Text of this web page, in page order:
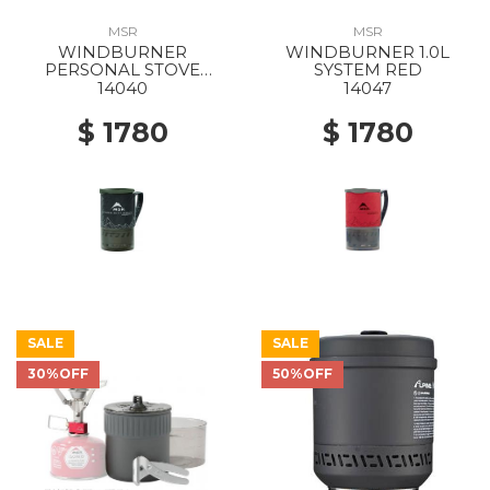
MSR
WINDBURNER
PERSONAL STOVE
SYSTEM 1.0L BLACK
14040
$ 1780
MSR
WINDBURNER 1.0L
SYSTEM RED
14047
$ 1780
SALE
30%OFF
SALE
50%OFF